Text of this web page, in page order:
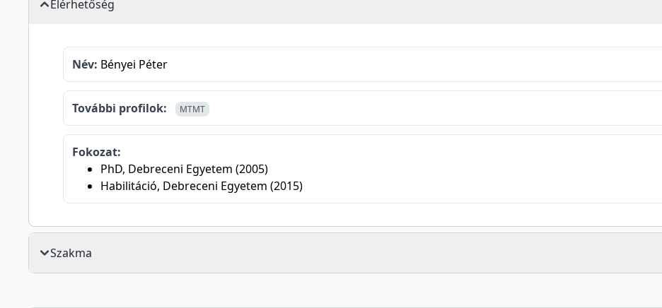
Elérhetőség
Név: Bényei Péter
További profilok: MTMT
Fokozat:
PhD, Debreceni Egyetem (2005)
Habilitáció, Debreceni Egyetem (2015)
Szakma